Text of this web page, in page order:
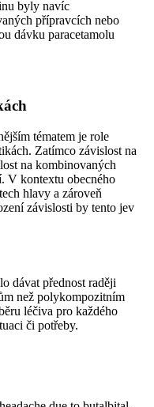
byly navíc
přípravcích nebo
dávku paracetamolu
tématem je role
Zatímco závislost na
na kombinovaných
V kontextu obecného
hlavy a zároveň
závislosti by tento jev
dávat přednost raději
než polykompozitním
léčiva pro každého
či potřeby.